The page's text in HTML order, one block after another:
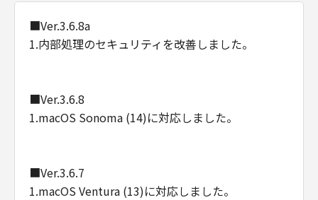
■Ver.3.6.8a
1.内部処理のセキュリティを改善しました。
■Ver.3.6.8
1.macOS Sonoma (14)に対応しました。
■Ver.3.6.7
1.macOS Ventura (13)に対応しました。